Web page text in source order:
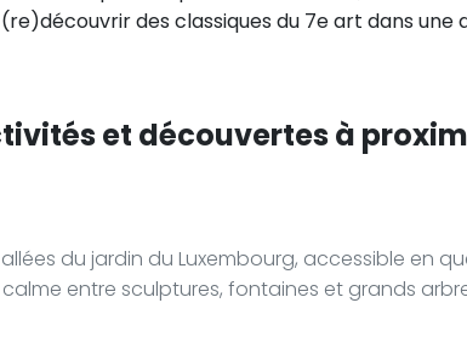
des classiques du 7e art dans une
et découvertes à
du jardin du Luxembourg, accessible en
entre sculptures, fontaines et grands